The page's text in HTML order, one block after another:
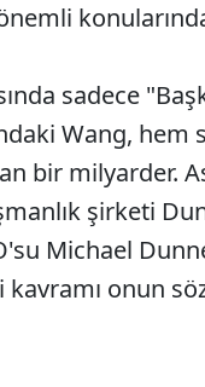
sadece
Wang, hem
bir milyarder.
şirketi
Michael
kavramı onun